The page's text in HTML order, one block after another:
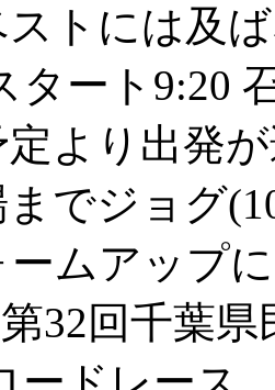
ストには及
タート9:20
定より出発
でジョグ
ームアップ
32回千葉